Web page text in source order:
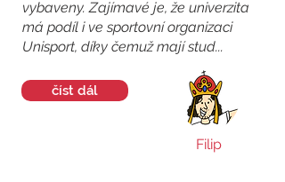
vybaveny. Zajímavé je, že univerzita
má podíl i ve sportovní organizaci
Unisport, díky čemuž mají stud...
číst dál
Filip